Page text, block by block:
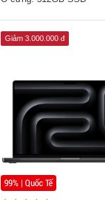
99% | Quốc Tế
Giảm 3.000.000 đ